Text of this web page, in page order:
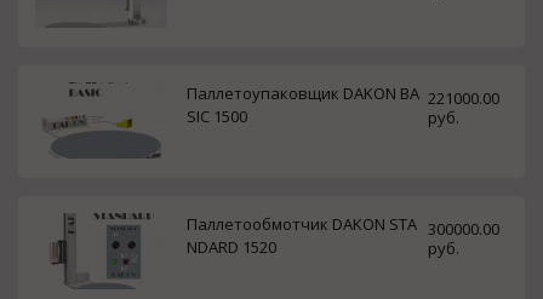
Паллетоупаковщик DAKON BA
SIC 1500
221000.00
руб.
Паллетообмотчик DAKON STA
NDARD 1520
300000.00
руб.